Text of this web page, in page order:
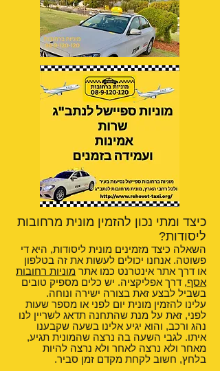
כיצד ומתי נכון להזמין מונית מרחובות
ליסודות?
השאלה כיצד מזמינים מונית ליסודות, היא די
פשוטה. אנחנו יכולים לעשות את זה בטלפון
או דרך אתר אינטרנט כמו אתר מוניות רחובות
אסף, דרך אפליקציה. יש כלים מספיק טובים
בשביל לבצע זאת בצורה ישירה ונוחה.
עלינו להזמין מונית יום לפני או מספר שעות
לפני, זאת על מנת שהתחנה תדאג לשריין לנו
נהג ורכב, והוא יגיע אלינו בשעה שקבענו
איתו. לגבי השעה בה נרצה שהמונית תגיע,
מאחר ולא נרצה לאחר ולא נרצה להיות
בלחץ, חשוב לקחת מקדם זמן סביר.